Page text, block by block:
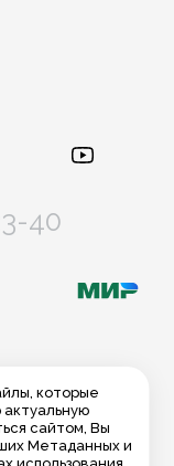
40
которые
сайтом, Вы
Метаданных и